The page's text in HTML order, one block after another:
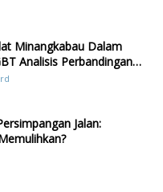
Minangkabau Dalam
Analisis Perbandingan
Jalan: